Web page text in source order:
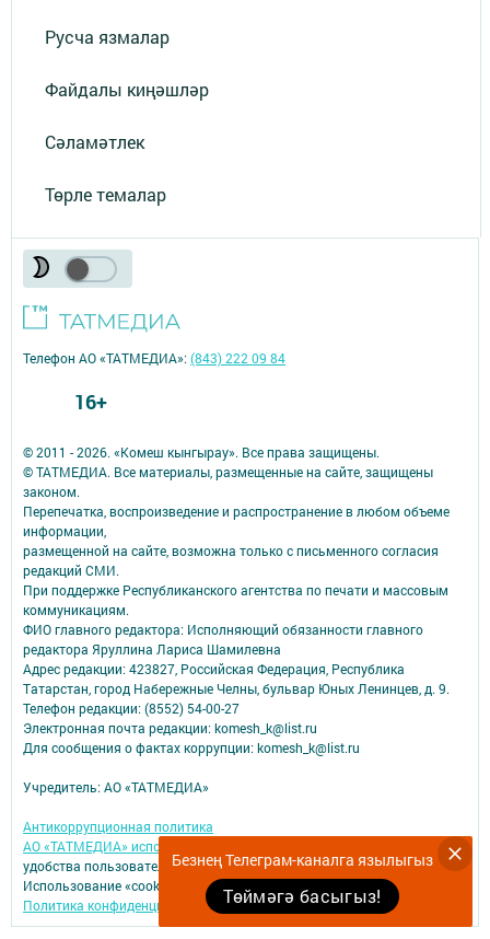
Русча язмалар
Файдалы киңәшләр
Сәламәтлек
Төрле темалар
Безнең Телеграм-каналга язылыгыз
Төймәгә басыгыз!
© 2011 - 2026. «Комеш кынгырау». Все права защищены.
© ТАТМЕДИА. Все материалы, размещенные на сайте, защищены
законом.
Перепечатка, воспроизведение и распространение в любом объеме
информации,
размещенной на сайте, возможна только с письменного согласия
редакций СМИ.
При поддержке Республиканского агентства по печати и массовым
коммуникациям.
ФИО главного редактора: Исполняющий обязанности главного
редактора Яруллина Лариса Шамилевна
Адрес редакции: 423827, Российская Федерация, Республика
Татарстан, город Набережные Челны, бульвар Юных Ленинцев, д. 9.
Телефон редакции: (8552) 54-00-27
Электронная почта редакции: komesh_k@list.ru
Для сообщения о фактах коррупции: komesh_k@list.ru
Учредитель: АО «ТАТМЕДИА»
Антикоррупционная политика
АО «ТАТМЕДИА» использует «cookie»
для персонализации сервисов и
удобства пользователей сайтом.
Использование «cookie» можно отменить в настройках браузера.
Политика конфиденциальности
Телефон АО «ТАТМЕДИА»:(843) 222 09 84
16+